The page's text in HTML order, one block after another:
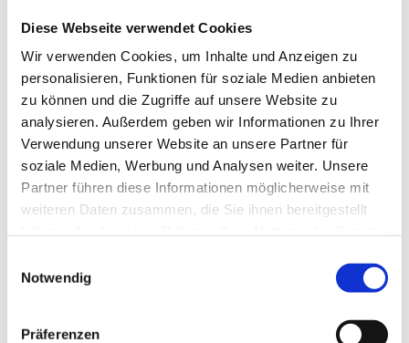
Diese Webseite verwendet Cookies
Wir verwenden Cookies, um Inhalte und Anzeigen zu
personalisieren, Funktionen für soziale Medien anbieten
zu können und die Zugriffe auf unsere Website zu
analysieren. Außerdem geben wir Informationen zu Ihrer
Verwendung unserer Website an unsere Partner für
soziale Medien, Werbung und Analysen weiter. Unsere
Partner führen diese Informationen möglicherweise mit
weiteren Daten zusammen, die Sie ihnen bereitgestellt
Notwendig
Präferenzen
passende Analysegerät.